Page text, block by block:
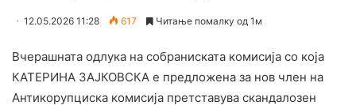
12.05.2026 11:28 617 Читање помалку од 1м
Вчерашната одлука на собраниската комисија со која
КАТЕРИНА ЗАЈКОВСКА е предложена за нов член на
Антикорупциска комисија претставува скандалозен